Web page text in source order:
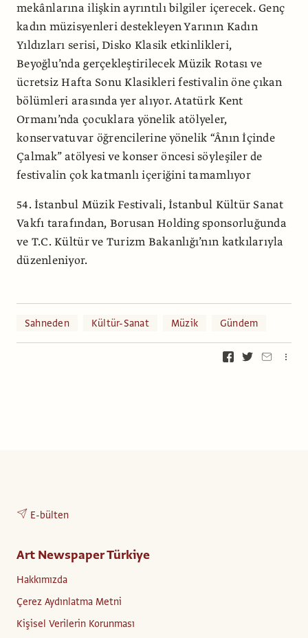
mekânlarına ilişkin ayrıntılı bilgiler içerecek. Genç
kadın müzisyenleri destekleyen Yarının Kadın
Yıldızları serisi, Disko Klasik etkinlikleri,
Beyoğlu’nda gerçekleştirilecek Müzik Rotası ve
ücretsiz Hafta Sonu Klasikleri festivalin öne çıkan
bölümleri arasında yer alıyor. Atatürk Kent
Ormanı’nda çocuklara yönelik atölyeler,
konservatuvar öğrencilerine yönelik “Ânın İçinde
Çalmak” atölyesi ve konser öncesi söyleşiler de
festivalin çok katmanlı içeriğini tamamlıyor
54. İstanbul Müzik Festivali, İstanbul Kültür Sanat
Vakfı tarafından, Borusan Holding sponsorluğunda
ve T.C. Kültür ve Turizm Bakanlığı’nın katkılarıyla
düzenleniyor.
Sahneden Kültür-Sanat Müzik Gündem
E-bülten
Art Newspaper Türkiye
Hakkımızda
Çerez Aydınlatma Metni
Kişisel Verilerin Korunması